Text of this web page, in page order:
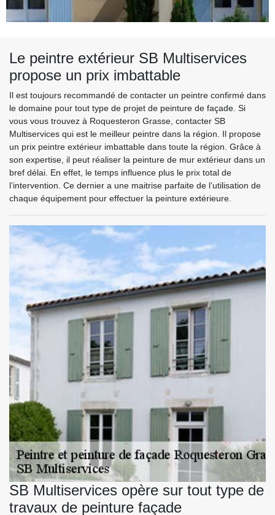
Le peintre extérieur SB Multiservices
propose un prix imbattable
Il est toujours recommandé de contacter un peintre confirmé dans
le domaine pour tout type de projet de peinture de façade. Si
vous vous trouvez à Roquesteron Grasse, contacter SB
Multiservices qui est le meilleur peintre dans la région. Il propose
un prix peintre extérieur imbattable dans toute la région. Grâce à
son expertise, il peut réaliser la peinture de mur extérieur dans un
bref délai. En effet, le temps influence plus le prix total de
l’intervention. Ce dernier a une maitrise parfaite de l’utilisation de
chaque équipement pour effectuer la peinture extérieure.
SB Multiservices opère sur tout type de
travaux de peinture façade